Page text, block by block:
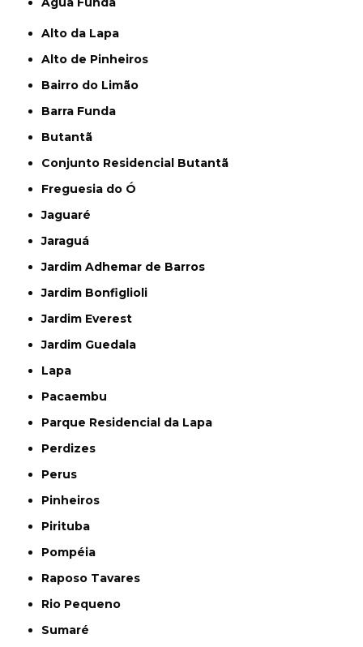
Alto da Lapa
Alto de Pinheiros
Bairro do Limão
Barra Funda
Butantã
Conjunto Residencial Butantã
Freguesia do Ó
Jaguaré
Jaraguá
Jardim Adhemar de Barros
Jardim Bonfiglioli
Jardim Everest
Jardim Guedala
Lapa
Pacaembu
Parque Residencial da Lapa
Perdizes
Perus
Pinheiros
Pirituba
Pompéia
Raposo Tavares
Rio Pequeno
Sumaré